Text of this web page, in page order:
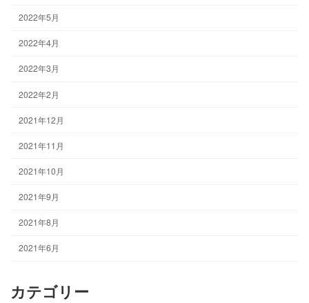
2022年5月
2022年4月
2022年3月
2022年2月
2021年12月
2021年11月
2021年10月
2021年9月
2021年8月
2021年6月
カテゴリー